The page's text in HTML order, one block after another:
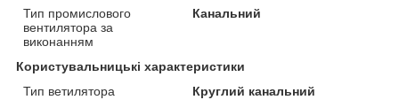
Тип промислового
вентилятора за
виконанням
Канальний
Користувальницькі характеристики
Тип ветилятора
Круглий канальний